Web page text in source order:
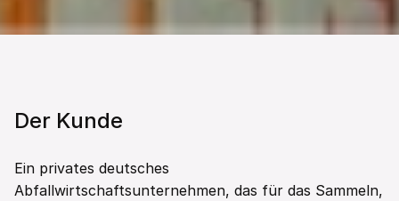
Der Kunde
Ein privates deutsches
Abfallwirtschaftsunternehmen, das für das Sammeln,